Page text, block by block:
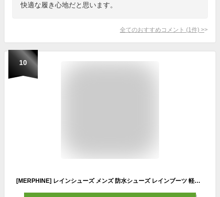
快適な履き心地だと思います。
全てのおすすめコメント (1 件) >
10
[MERPHINE] レインシューズ メンズ 防水シューズ レインブーツ 軽量 雨靴 レインしゅーず ガーデンブーツ ながぐつ れいんしゅーず rain shoes 防水靴 おしゃれ 農作業 ブラック 25.5 cm